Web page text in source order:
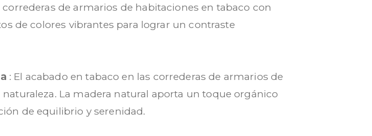
de armarios de habitaciones en tabaco con
de colores vibrantes para lograr un contraste
: El acabado en tabaco en las correderas de armarios de
La madera natural aporta un toque orgánico
de equilibrio y serenidad.